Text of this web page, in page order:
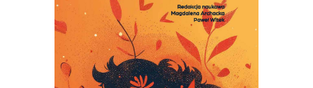
Semiotyka kultury. Teoria i praktyka szkoły tartusko-moskiewskiej
69,00zł
Dodaj do koszyka